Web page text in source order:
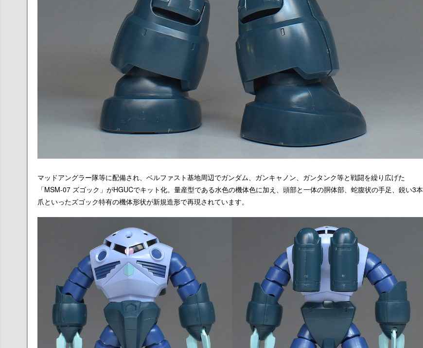
マッドアングラー隊等に配備され、ベルファスト基地周辺でガンダム、ガンキャノン、ガンタンク等と戦闘を繰り広げた
「MSM-07 ズゴック」がHGUCでキット化。量産型である水色の機体色に加え、頭部と一体の胴体部、蛇腹状の手足、鋭い3本
爪といったズゴック特有の機体形状が新規造形で再現されています。